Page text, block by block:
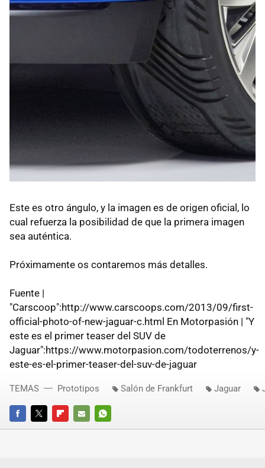
Este es otro ángulo, y la imagen es de origen oficial, lo
cual refuerza la posibilidad de que la primera imagen
sea auténtica.
Próximamente os contaremos más detalles.
Fuente |
"Carscoop":http://www.carscoops.com/2013/09/first-
official-photo-of-new-jaguar-c.html En Motorpasión | "Y
este es el primer teaser del SUV de
Jaguar":https://www.motorpasion.com/todoterrenos/y-
este-es-el-primer-teaser-del-suv-de-jaguar
FACEBOOKTWITTERFLIPBOARD
E-
WHATSAPP
TEMAS Prototipos Salón de Frankfurt Jaguar